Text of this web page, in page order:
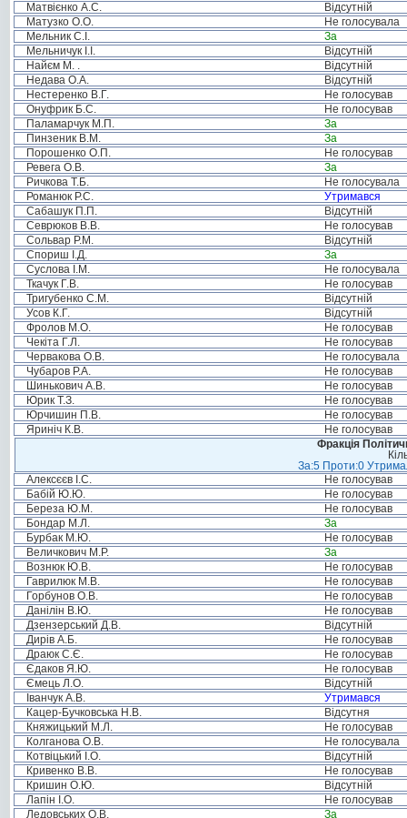
Матвієнко А.С.
Відсутній
Матузко О.О.
Не голосувала
Мельник С.І.
За
Мельничук І.І.
Відсутній
Найєм М. .
Відсутній
Недава О.А.
Відсутній
Нестеренко В.Г.
Не голосував
Онуфрик Б.С.
Не голосував
Паламарчук М.П.
За
Пинзеник В.М.
За
Порошенко О.П.
Не голосував
Ревега О.В.
За
Ричкова Т.Б.
Не голосувала
Романюк Р.С.
Утримався
Сабашук П.П.
Відсутній
Севрюков В.В.
Не голосував
Сольвар Р.М.
Відсутній
Спориш І.Д.
За
Суслова І.М.
Не голосувала
Ткачук Г.В.
Не голосував
Тригубенко С.М.
Відсутній
Усов К.Г.
Відсутній
Фролов М.О.
Не голосував
Чекіта Г.Л.
Не голосував
Червакова О.В.
Не голосувала
Чубаров Р.А.
Не голосував
Шинькович А.В.
Не голосував
Юрик Т.З.
Не голосував
Юрчишин П.В.
Не голосував
Яриніч К.В.
Не голосував
Фракція
За:5 Проти:0
Алексєєв І.С.
Не голосував
Бабій Ю.Ю.
Не голосував
Береза Ю.М.
Не голосував
Бондар М.Л.
За
Бурбак М.Ю.
Не голосував
Величкович М.Р.
За
Вознюк Ю.В.
Не голосував
Гаврилюк М.В.
Не голосував
Горбунов О.В.
Не голосував
Данілін В.Ю.
Не голосував
Дзензерський Д.В.
Відсутній
Дирів А.Б.
Не голосував
Драюк С.Є.
Не голосував
Єдаков Я.Ю.
Не голосував
Ємець Л.О.
Відсутній
Іванчук А.В.
Утримався
Кацер-Бучковська Н.В.
Відсутня
Княжицький М.Л.
Не голосував
Колганова О.В.
Не голосувала
Котвіцький І.О.
Відсутній
Кривенко В.В.
Не голосував
Кришин О.Ю.
Відсутній
Лапін І.О.
Не голосував
Ледовських О.В.
За